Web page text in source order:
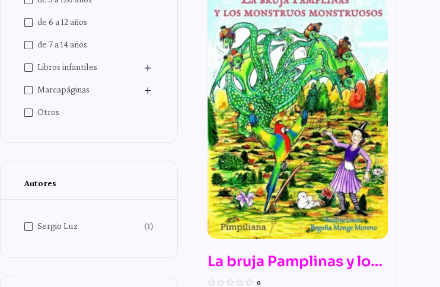
La bruja Pamplinas y los
monstruos monstruosos
0
de 6 a 12 años
de 7 a 14 años
Libros infantiles
Marcapáginas
Otros
Autores
Sergio Luz (1)